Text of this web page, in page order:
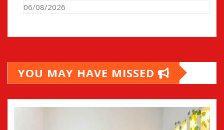
06/08/2026
YOU MAY HAVE MISSED